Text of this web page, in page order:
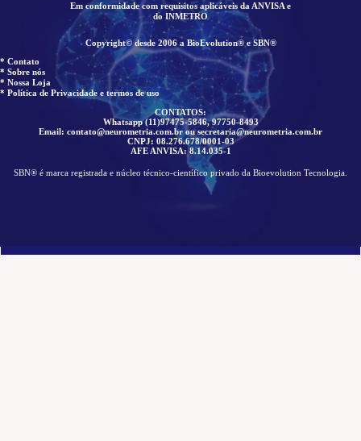
Em conformidade com requisitos aplicáveis da ANVISA e
do INMETRO
Copyright© desde 2006 a BioEvolution® e SBN®
* Contato
* Sobre nós
* Nossa Loja
* Política de Privacidade e termos de uso
CONTATOS:
Whatsapp (11)97475-5846, 97750-8493
Email: contato@neurometria.com.br ou secretaria@neurometria.com.br
CNPJ: 08.276.678/0001-03
AFE ANVISA: 8.14.035-1
SBN® é marca registrada e núcleo técnico-científico privado da Bioevolution Tecnologia.